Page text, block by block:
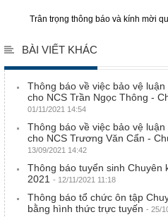
Trân trọng thông báo và kính mời
BÀI VIẾT KHÁC
Thông báo về việc bảo vệ
cho NCS Trần Ngọc Thông -
01/11/2021 14:54
Thông báo về việc bảo vệ
cho NCS Trương Văn Cẩn -
13/09/2021 14:42
Thông báo tuyển sinh Chuyên
2021 - 12/11/2021 11:18
Thông báo tổ chức ôn tập
bằng hình thức trực tuyến - 25/